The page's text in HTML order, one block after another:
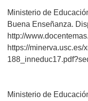
Ministerio de
Buena Enseñanza.
http://
https://
Ministerio de